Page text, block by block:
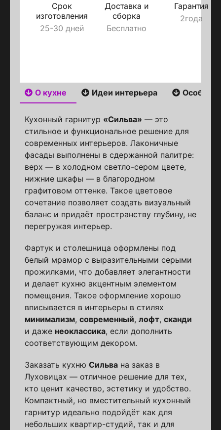
Срок
изготовления
25-30 дней
Доставка и
сборка
Бесплатно
Гарантия
2года
О кухне Идеи интерьера
Кухонный гарнитур «Сильва» — это
стильное и функциональное решение для
современных интерьеров. Лаконичные
фасады выполнены в сдержанной палитре:
верх — в холодном светло-сером цвете,
нижние шкафы — в благородном
графитовом оттенке. Такое цветовое
сочетание позволяет создать визуальный
баланс и придаёт пространству глубину, не
перегружая интерьер.
Фартук и столешница оформлены под
белый мрамор с выразительными серыми
прожилками, что добавляет элегантности
и делает кухню акцентным элементом
помещения. Такое оформление хорошо
вписывается в интерьеры в стилях
минимализм, современный, лофт, сканди
и даже неоклассика, если дополнить
соответствующим декором.
Заказать кухню Сильва на заказ в
Луховицах — отличное решение для тех,
кто ценит качество, эстетику и удобство.
Компактный, но вместительный кухонный
гарнитур идеально подойдёт как для
небольших квартир-студий, так и для